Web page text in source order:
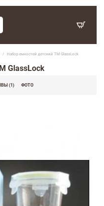
Набор емкостей детский TM GlassLock
GlassLock
(1) ФОТО
,